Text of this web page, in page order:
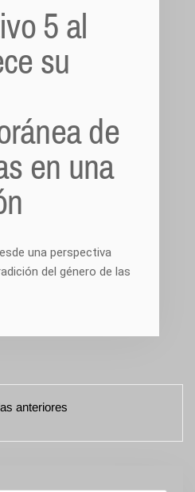
5 al
su
de
en una
una perspectiva
del género de las
anteriores